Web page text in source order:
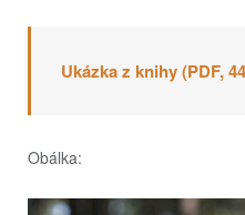
Ukázka z knihy (PDF,
Obálka: